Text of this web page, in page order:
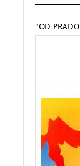
"OD